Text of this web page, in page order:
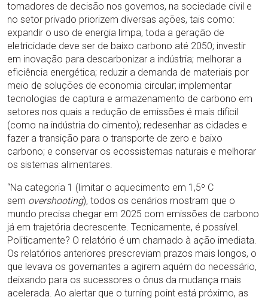
tomadores de decisão nos governos, na sociedade civil e
no setor privado priorizem diversas ações, tais como:
expandir o uso de energia limpa, toda a geração de
eletricidade deve ser de baixo carbono até 2050; investir
em inovação para descarbonizar a indústria; melhorar a
eficiência energética; reduzir a demanda de materiais por
meio de soluções de economia circular; implementar
tecnologias de captura e armazenamento de carbono em
setores nos quais a redução de emissões é mais difícil
(como na indústria do cimento); redesenhar as cidades e
fazer a transição para o transporte de zero e baixo
carbono; e conservar os ecossistemas naturais e melhorar
os sistemas alimentares.
“Na categoria 1 (limitar o aquecimento em 1,5º C
sem overshooting), todos os cenários mostram que o
mundo precisa chegar em 2025 com emissões de carbono
já em trajetória decrescente. Tecnicamente, é possível.
Politicamente? O relatório é um chamado à ação imediata.
Os relatórios anteriores prescreviam prazos mais longos, o
que levava os governantes a agirem aquém do necessário,
deixando para os sucessores o ônus da mudança mais
acelerada. Ao alertar que o turning point está próximo, as